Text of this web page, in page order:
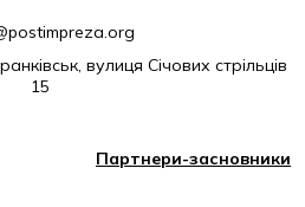
вулиця Січових стрільців
15
Партнери-засновники